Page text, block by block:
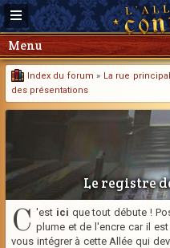
Menu
Index du forum » La rue
des présentations
Le registre
C 'est ici que tout débute !
plume et de l'encre car il
vous intégrer à cette Allée qui